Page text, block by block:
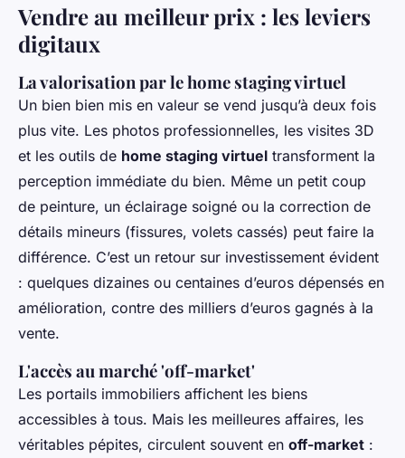
Vendre au meilleur prix : les leviers
digitaux
La valorisation par le home staging virtuel
Un bien bien mis en valeur se vend jusqu’à deux fois
plus vite. Les photos professionnelles, les visites 3D
et les outils de home staging virtuel transforment la
perception immédiate du bien. Même un petit coup
de peinture, un éclairage soigné ou la correction de
détails mineurs (fissures, volets cassés) peut faire la
différence. C’est un retour sur investissement évident
: quelques dizaines ou centaines d’euros dépensés en
amélioration, contre des milliers d’euros gagnés à la
vente.
L'accès au marché 'off-market'
Les portails immobiliers affichent les biens
accessibles à tous. Mais les meilleures affaires, les
véritables pépites, circulent souvent en off-market :